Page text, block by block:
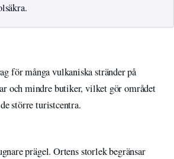
för många vulkaniska stränder på
och mindre butiker, vilket gör området
större turistcentra.
prägel. Ortens storlek begränsar